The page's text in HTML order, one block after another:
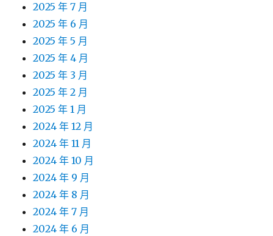
2025 年 7 月
2025 年 6 月
2025 年 5 月
2025 年 4 月
2025 年 3 月
2025 年 2 月
2025 年 1 月
2024 年 12 月
2024 年 11 月
2024 年 10 月
2024 年 9 月
2024 年 8 月
2024 年 7 月
2024 年 6 月